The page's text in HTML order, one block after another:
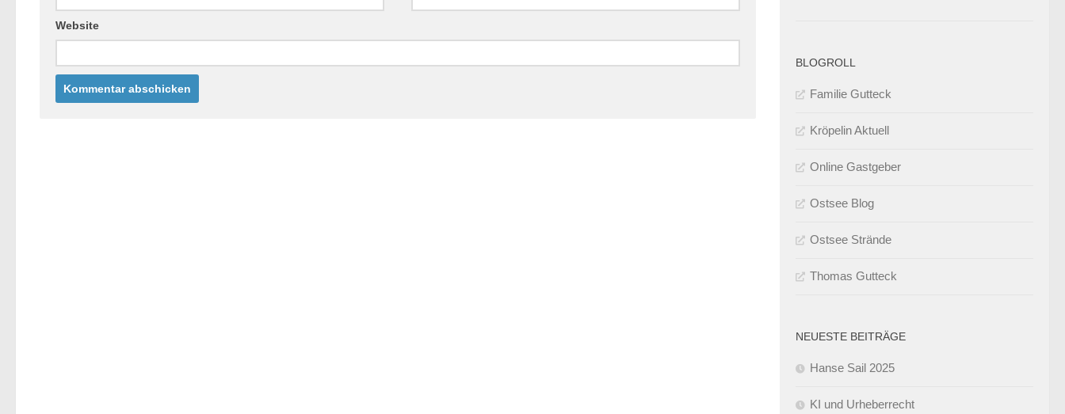
Website
BLOGROLL
Familie Gutteck
Kröpelin Aktuell
Online Gastgeber
Ostsee Blog
Ostsee Strände
Thomas Gutteck
NEUESTE BEITRÄGE
Hanse Sail 2025
KI und Urheberrecht